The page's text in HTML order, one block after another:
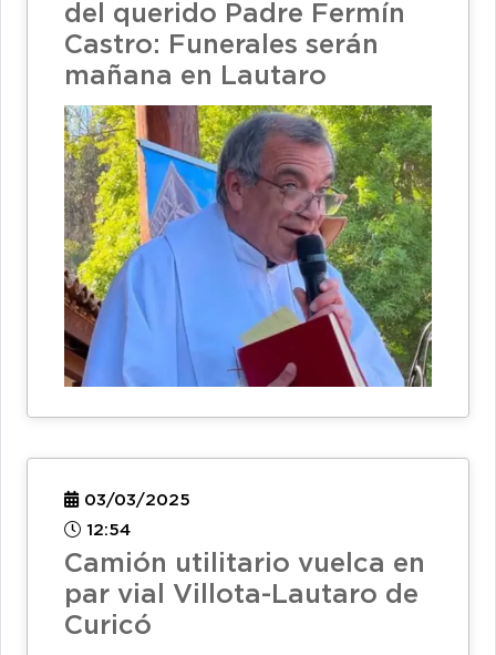
del querido Padre Fermín
Castro: Funerales serán
mañana en Lautaro
03/03/2025
12:54
Camión utilitario vuelca en
par vial Villota-Lautaro de
Curicó